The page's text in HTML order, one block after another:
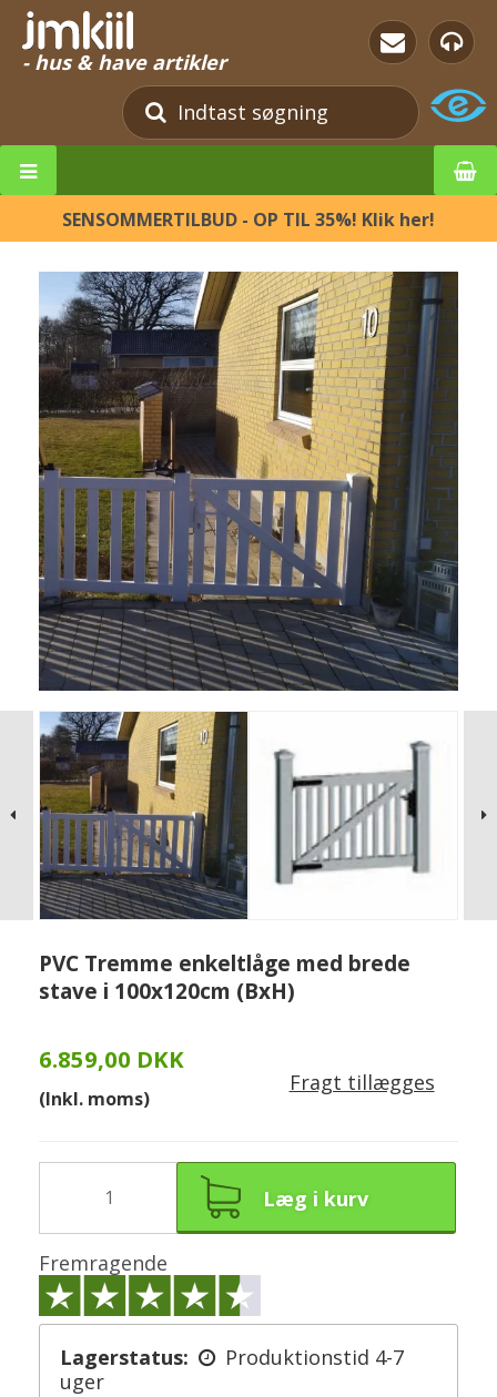
- hus & have artikler
SENSOMMERTILBUD - OP TIL 35%! Klik her!
PVC Tremme enkeltlåge med brede
stave i 100x120cm (BxH)
6.859,00 DKK
(Inkl. moms)
Fragt tillægges
Læg i kurv
Fremragende
Lagerstatus:
Produktionstid 4-7
uger